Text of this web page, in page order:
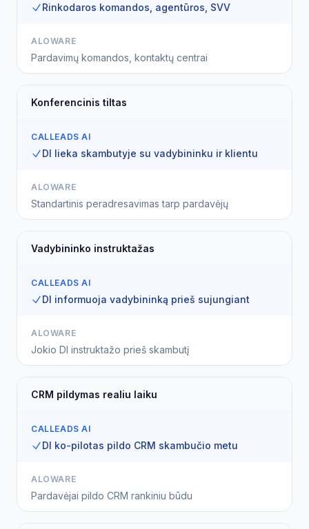
Rinkodaros komandos, agentūros, SVV
ALOWARE
Pardavimų komandos, kontaktų centrai
Konferencinis tiltas
CALLEADS AI
DI lieka skambutyje su vadybininku ir klientu
ALOWARE
Standartinis peradresavimas tarp pardavėjų
Vadybininko instruktažas
CALLEADS AI
DI informuoja vadybininką prieš sujungiant
ALOWARE
Jokio DI instruktažo prieš skambutį
CRM pildymas realiu laiku
CALLEADS AI
DI ko-pilotas pildo CRM skambučio metu
ALOWARE
Pardavėjai pildo CRM rankiniu būdu